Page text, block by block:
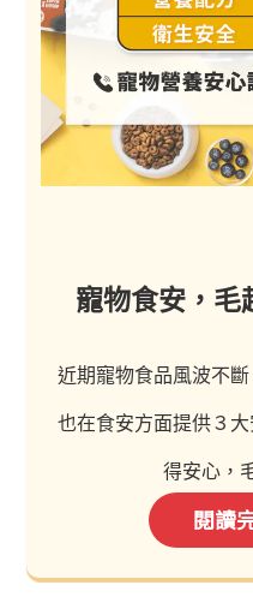
寵物食安，毛
近期寵物食品風波不
也在食安方面提供３
得安心，
閱讀